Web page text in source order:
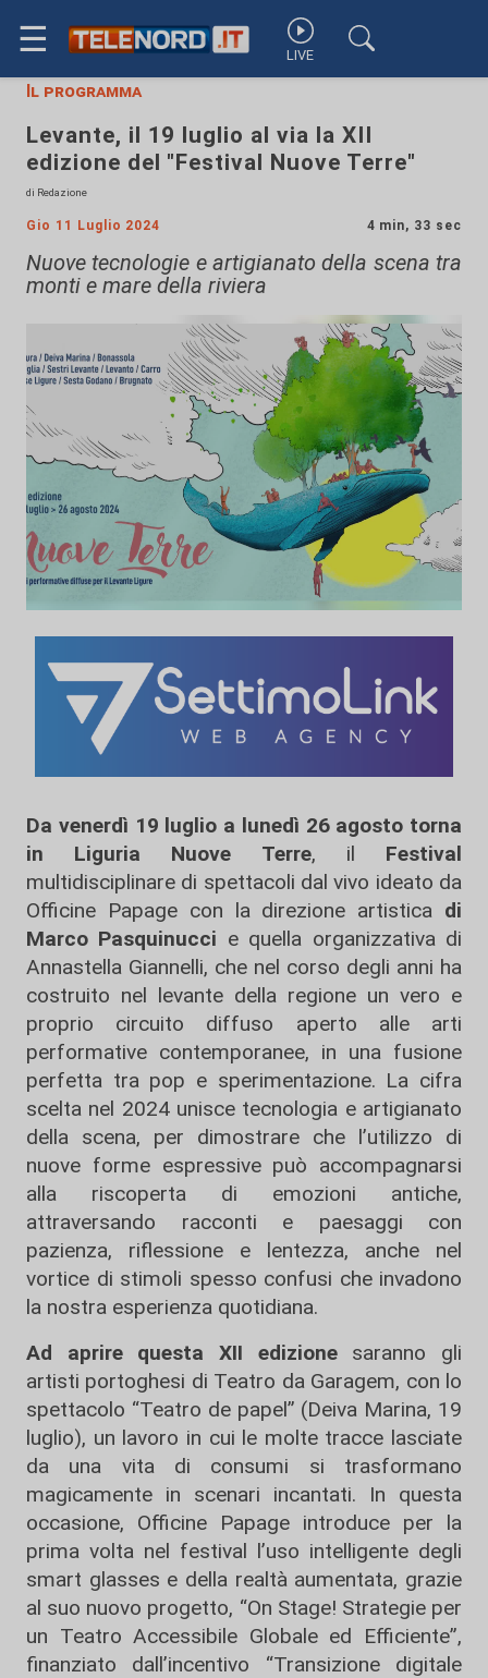
☰ LIVE
Il programma
Levante, il 19 luglio al via la XII
edizione del "Festival Nuove Terre"
di Redazione
Gio 11 Luglio 2024 4 min, 33 sec
Nuove tecnologie e artigianato della scena tra
monti e mare della riviera
Da venerdì 19 luglio a lunedì 26 agosto torna
in Liguria Nuove Terre, il Festival
multidisciplinare di spettacoli dal vivo ideato da
Officine Papage con la direzione artistica di
Marco Pasquinucci e quella organizzativa di
Annastella Giannelli, che nel corso degli anni ha
costruito nel levante della regione un vero e
proprio circuito diffuso aperto alle arti
performative contemporanee, in una fusione
perfetta tra pop e sperimentazione. La cifra
scelta nel 2024 unisce tecnologia e artigianato
della scena, per dimostrare che l’utilizzo di
nuove forme espressive può accompagnarsi
alla riscoperta di emozioni antiche,
attraversando racconti e paesaggi con
pazienza, riflessione e lentezza, anche nel
vortice di stimoli spesso confusi che invadono
la nostra esperienza quotidiana.
Ad aprire questa XII edizione saranno gli
artisti portoghesi di Teatro da Garagem, con lo
spettacolo “Teatro de papel” (Deiva Marina, 19
luglio), un lavoro in cui le molte tracce lasciate
da una vita di consumi si trasformano
magicamente in scenari incantati. In questa
occasione, Officine Papage introduce per la
prima volta nel festival l’uso intelligente degli
smart glasses e della realtà aumentata, grazie
al suo nuovo progetto, “On Stage! Strategie per
un Teatro Accessibile Globale ed Efficiente”,
finanziato dall’incentivo “Transizione digitale